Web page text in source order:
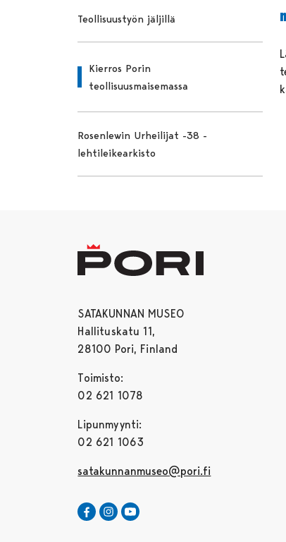
Teollisuustyön jäljillä
Kierros Porin
teollisuusmaisemassa
Rosenlewin Urheilijat -38 -
lehtileikearkisto
SATAKUNNAN MUSEO
Hallituskatu 11,
28100 Pori, Finland
Toimisto:
02 621 1078
Lipunmyynti:
02 621 1063
satakunnanmuseo@pori.fi
Satakunnan Museo Facebookissa
Avautuu uudessa välilehdessä
Satakunnan Museo
Avautuu uudessa välilehdessä